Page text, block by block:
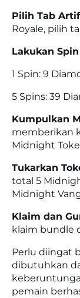
Pilih Tab
Royale, pilih
Lakukan Spin
1 Spin: 9
5 Spins: 39
Kumpulkan
memberikan
Midnight
Tukarkan
total 5
Midnight
Klaim dan
klaim bundle
Perlu diingat
dibutuhkan
pemain